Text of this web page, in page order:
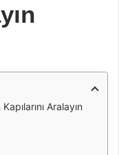
Aralayın